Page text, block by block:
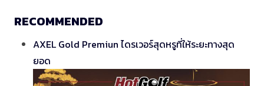
RECOMMENDED
AXEL Gold Premiun ไดรเวอร์สุดหรูที่ให้ระยะทางสุด
ยอด